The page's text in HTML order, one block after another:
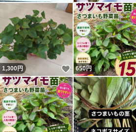
1,300円 いいね！
650円